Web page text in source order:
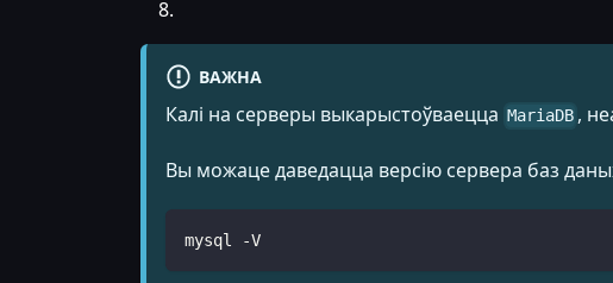
ВАЖНА
Калі на серверы выкарыстоўваецца MariaDB ,
Вы можаце даведацца версію сервера баз
mysql -V